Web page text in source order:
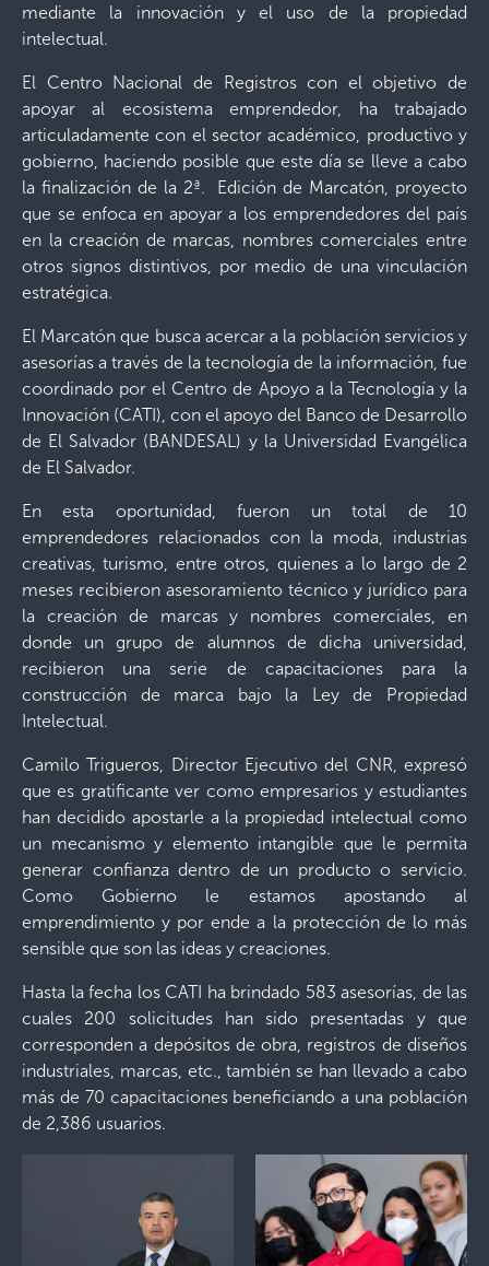
mediante la innovación y el uso de la propiedad
intelectual.
El Centro Nacional de Registros con el objetivo de
apoyar al ecosistema emprendedor, ha trabajado
articuladamente con el sector académico, productivo y
gobierno, haciendo posible que este día se lleve a cabo
la finalización de la 2ª. Edición de Marcatón, proyecto
que se enfoca en apoyar a los emprendedores del país
en la creación de marcas, nombres comerciales entre
otros signos distintivos, por medio de una vinculación
estratégica.
El Marcatón que busca acercar a la población servicios y
asesorías a través de la tecnología de la información, fue
coordinado por el Centro de Apoyo a la Tecnología y la
Innovación (CATI), con el apoyo del Banco de Desarrollo
de El Salvador (BANDESAL) y la Universidad Evangélica
de El Salvador.
En esta oportunidad, fueron un total de 10
emprendedores relacionados con la moda, industrias
creativas, turismo, entre otros, quienes a lo largo de 2
meses recibieron asesoramiento técnico y jurídico para
la creación de marcas y nombres comerciales, en
donde un grupo de alumnos de dicha universidad,
recibieron una serie de capacitaciones para la
construcción de marca bajo la Ley de Propiedad
Intelectual.
Camilo Trigueros, Director Ejecutivo del CNR, expresó
que es gratificante ver como empresarios y estudiantes
han decidido apostarle a la propiedad intelectual como
un mecanismo y elemento intangible que le permita
generar confianza dentro de un producto o servicio.
Como Gobierno le estamos apostando al
emprendimiento y por ende a la protección de lo más
sensible que son las ideas y creaciones.
Hasta la fecha los CATI ha brindado 583 asesorías, de las
cuales 200 solicitudes han sido presentadas y que
corresponden a depósitos de obra, registros de diseños
industriales, marcas, etc., también se han llevado a cabo
más de 70 capacitaciones beneficiando a una población
de 2,386 usuarios.